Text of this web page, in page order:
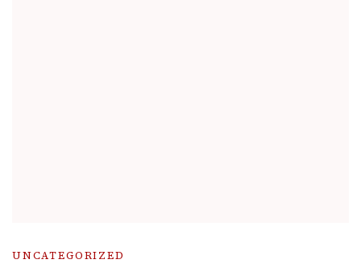
UNCATEGORIZED